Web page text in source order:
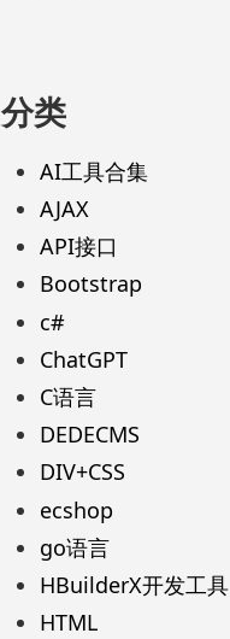
分类
AI工具合集
AJAX
API接口
Bootstrap
c#
ChatGPT
C语言
DEDECMS
DIV+CSS
ecshop
go语言
HBuilderX开发工具
HTML